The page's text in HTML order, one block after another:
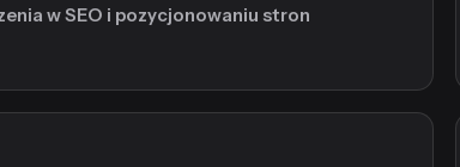
w SEO i pozycjonowaniu stron